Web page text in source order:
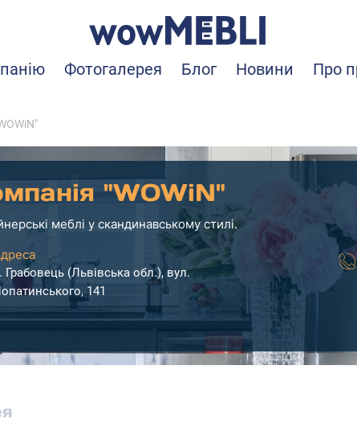
Фотогалерея Блог Новини Про
"WOWiN"
меблі у скандинавському стилі.
Грабовець (Львівська обл.), вул.
141